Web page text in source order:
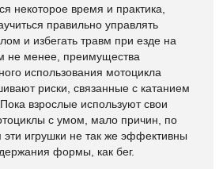
некоторое время и практика,
правильно управлять
и избегать травм при езде на
не менее, преимущества
использования мотоцикла
риски, связанные с катанием
взрослые используют свои
с умом, мало причин, по
эти игрушки не так же эффективны
формы, как бег.